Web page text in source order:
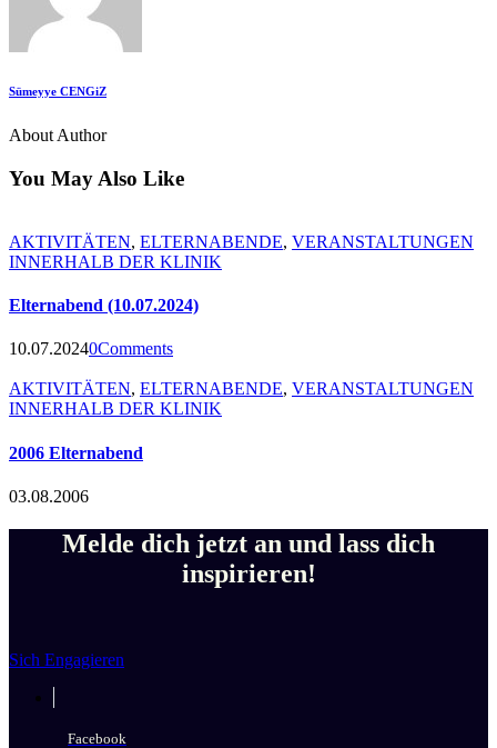
Sümeyye CENGiZ
About Author
You May Also Like
AKTIVITÄTEN, ELTERNABENDE, VERANSTALTUNGEN
INNERHALB DER KLINIK
Elternabend (10.07.2024)
10.07.20240Comments
AKTIVITÄTEN, ELTERNABENDE, VERANSTALTUNGEN
INNERHALB DER KLINIK
2006 Elternabend
03.08.2006
Melde dich jetzt an und lass dich
inspirieren!
Sich Engagieren
Facebook